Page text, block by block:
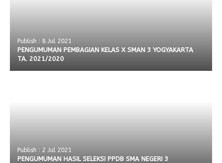
Publish : 8 Jul 2021
PENGUMUMAN PEMBAGIAN KELAS X SMAN 3 YOGYAKARTA
TA. 2021/2020
Publish : 2 Jul 2021
PENGUMUMAN HASIL SELEKSI PPDB SMA NEGERI 3